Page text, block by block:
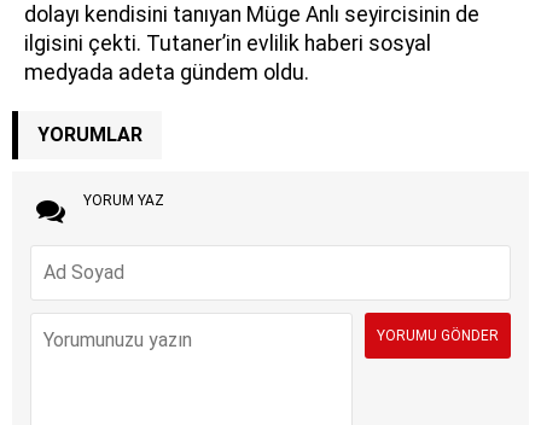
dolayı kendisini tanıyan Müge Anlı seyircisinin de
ilgisini çekti. Tutaner’in evlilik haberi sosyal
medyada adeta gündem oldu.
YORUMLAR
YORUM YAZ